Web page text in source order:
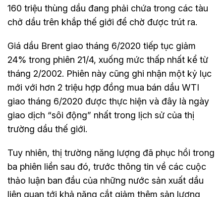
160 triệu thùng dầu đang phải chứa trong các tàu
chở dầu trên khắp thế giới để chờ được trút ra.
Giá dầu Brent giao tháng 6/2020 tiếp tục giảm
24% trong phiên 21/4, xuống mức thấp nhất kể từ
tháng 2/2002. Phiên này cũng ghi nhận một kỷ lục
mới với hơn 2 triệu hợp đồng mua bán dầu WTI
giao tháng 6/2020 được thực hiện và đây là ngày
giao dịch “sôi động” nhất trong lịch sử của thị
trường dầu thế giới.
Tuy nhiên, thị trường năng lượng đã phục hồi trong
ba phiên liền sau đó, trước thông tin về các cuộc
thảo luận ban đầu của những nước sản xuất dầu
liên quan tới khả năng cắt giảm thêm sản lượng